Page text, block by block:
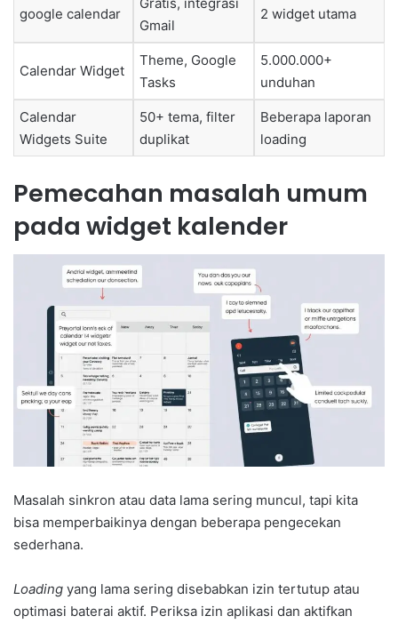
google calendar
Gmail
2 widget utama
Calendar Widget
Theme, Google
Tasks
5.000.000+
unduhan
Calendar
Widgets Suite
50+ tema, filter
duplikat
Beberapa laporan
loading
Pemecahan masalah umum
pada widget kalender
Masalah sinkron atau data lama sering muncul, tapi kita
bisa memperbaikinya dengan beberapa pengecekan
sederhana.
Loading yang lama sering disebabkan izin tertutup atau
optimasi baterai aktif. Periksa izin aplikasi dan aktifkan